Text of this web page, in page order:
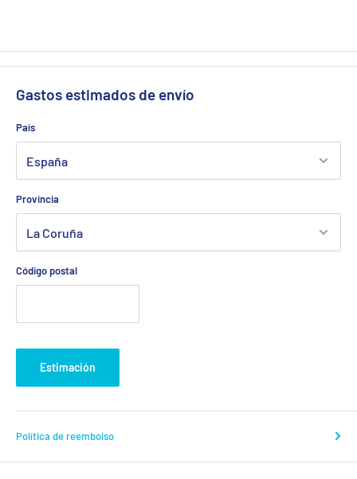
Gastos estimados de envío
País
Provincia
Código postal
Estimación
Política de reembolso